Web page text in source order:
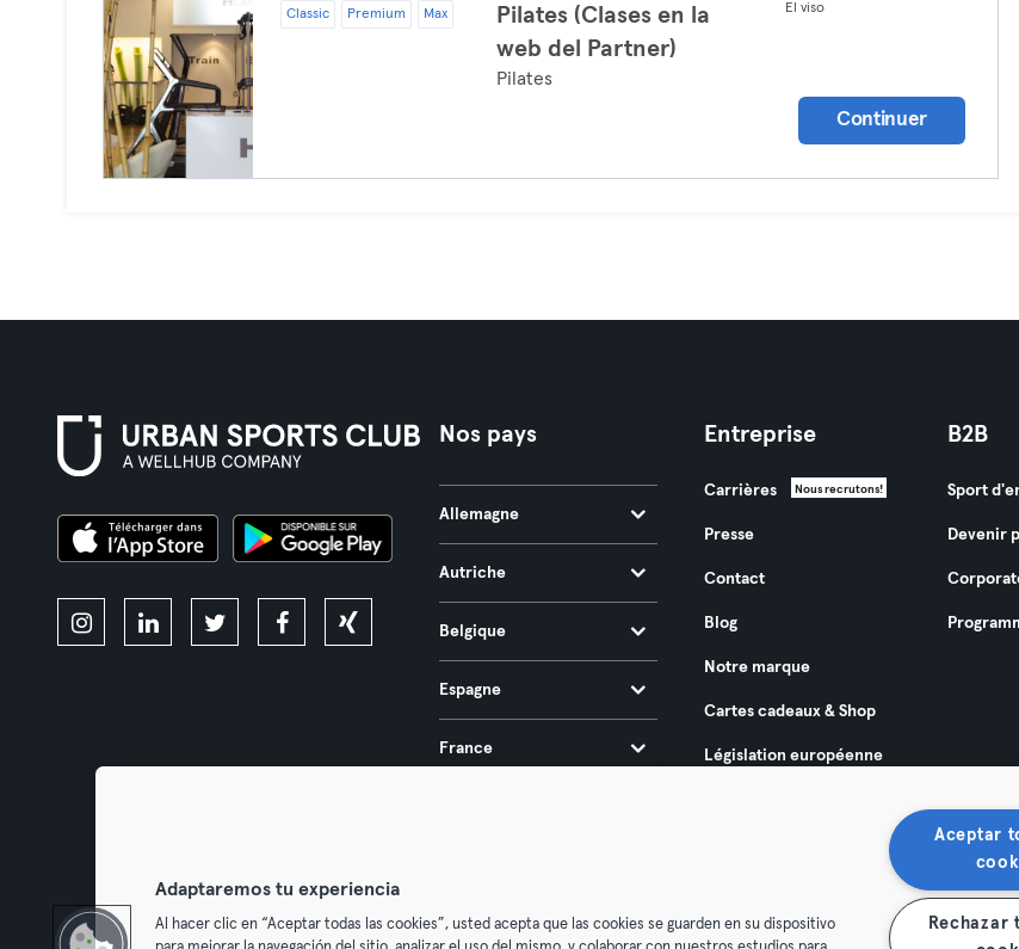
Classic Premium Max
Pilates (Clases en la
web del Partner)
Pilates
El viso
Continuer
Nos pays
Allemagne
Autriche
Belgique
Espagne
France
Entreprise
Carrières Nous recrutons!
Presse
Contact
Blog
Notre marque
Cartes cadeaux & Shop
Législation européenne
B2B
Sport
Devenir
Adaptaremos tu experiencia
Al hacer clic en “Aceptar todas las cookies”, usted acepta que las cookies se guarden en su dispositivo
Aceptar
Rechazar